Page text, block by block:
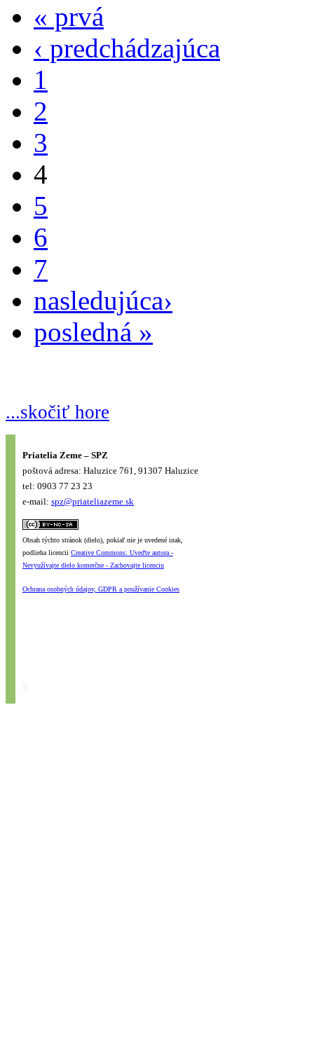
« prvá
‹ predchádzajúca
1
2
3
4
5
6
7
nasledujúca›
posledná »
...skočiť hore
Priatelia Zeme – SPZ
poštová adresa: Haluzice 761, 91307 Haluzice
tel: 0903 77 23 23
e-mail: spz@priateliazeme.sk
Obsah týchto stránok (dielo), pokiaľ nie je uvedené inak,
podlieha licencii Creative Commons: Uveďte autora -
Nevyužívajte dielo komerčne - Zachovajte licenciu
Ochrana osobných údajov, GDPR a používanie Cookies